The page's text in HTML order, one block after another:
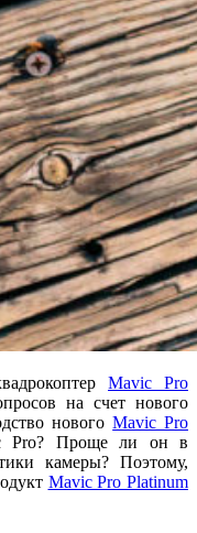
Mavic Pro
на счет нового
новогоMavic Pro
Pro? Проще ли он в
камеры? Поэтому,
Mavic Pro Platinum